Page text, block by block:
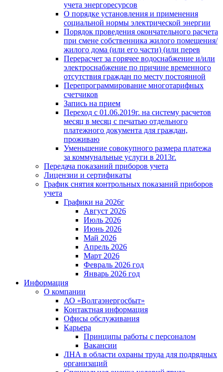
учета энергоресурсов
О порядке установления и применения
социальной нормы электрической энергии
Порядок проведения окончательного расчета
при смене собственника жилого помещения/
жилого дома (или его части) (или перев
Перерасчет за горячее водоснабжение и/или
электроснабжение по причине временного
отсутствия граждан по месту постоянной
Перепрограммирование многотарифных
счетчиков
Запись на прием
Переход с 01.06.2019г. на систему расчетов
месяц в месяц с печатью отдельного
платежного документа для граждан,
проживаю
Уменьшение совокупного размера платежа
за коммунальные услуги в 2013г.
Передача показаний приборов учета
Лицензии и сертификаты
График снятия контрольных показаний приборов
учета
Графики на 2026г
Август 2026
Июль 2026
Июнь 2026
Май 2026
Апрель 2026
Март 2026
Февраль 2026 год
Январь 2026 год
Информация
О компании
АО «Волгаэнергосбыт»
Контактная информация
Офисы обслуживания
Карьера
Принципы работы с персоналом
Вакансии
ЛНА в области охраны труда для подрядных
организаций